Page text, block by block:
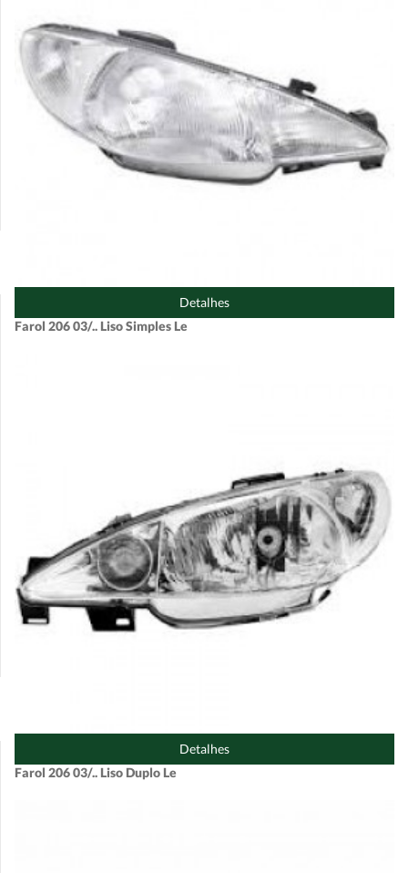
Detalhes
Farol 206 03/.. Liso Simples Le
Detalhes
Farol 206 03/.. Liso Duplo Le